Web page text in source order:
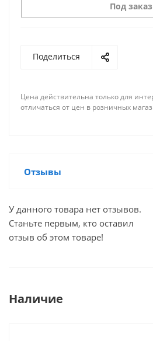
Под заказ
Поделиться
Цена действительна только для
отличаться от цен в розничных
Отзывы
У данного товара нет отзывов.
Станьте первым, кто оставил
отзыв об этом товаре!
Наличие